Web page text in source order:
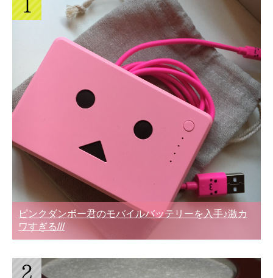
ピンクダンボー君のモバイルバッテリーを入手♪激カ
ワすぎる///